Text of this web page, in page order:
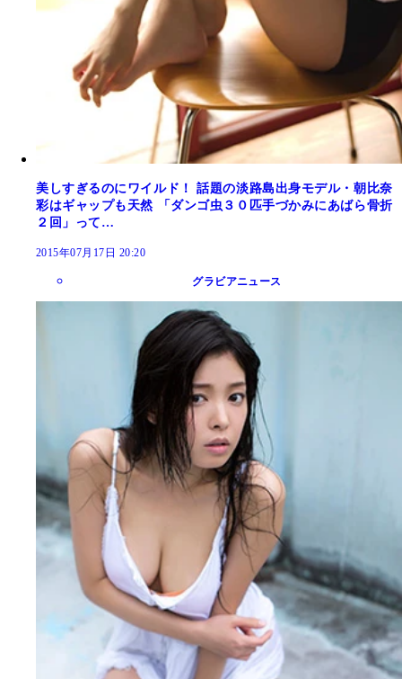
美しすぎるのにワイルド！ 話題の淡路島出身モデル・朝比奈
彩はギャップも天然 「ダンゴ虫３０匹手づかみにあばら骨折
２回」って…
2015年07月17日 20:20
グラビアニュース